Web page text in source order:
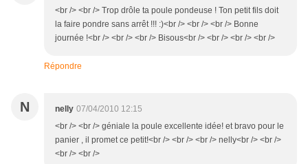
<br /> <br /> Trop drôle ta poule pondeuse ! Ton petit fils doit
la faire pondre sans arrêt !!! :)<br /> <br /> <br /> Bonne
journée !<br /> <br /> <br /> Bisous<br /> <br /> <br /> <br />
Répondre
N nelly 07/04/2010 12:15
<br /> <br /> géniale la poule excellente idée! et bravo pour le
panier , il promet ce petit!<br /> <br /> <br /> nelly<br /> <br />
<br /> <br />